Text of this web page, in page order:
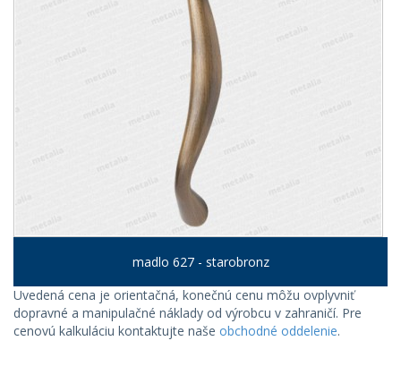
madlo 627 - starobronz
Uvedená cena je orientačná, konečnú cenu môžu ovplyvniť
dopravné a manipulačné náklady od výrobcu v zahraničí. Pre
cenovú kalkuláciu kontaktujte naše obchodné oddelenie.